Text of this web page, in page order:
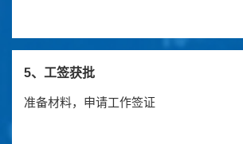
5、工签获批
准备材料，申请工作签证